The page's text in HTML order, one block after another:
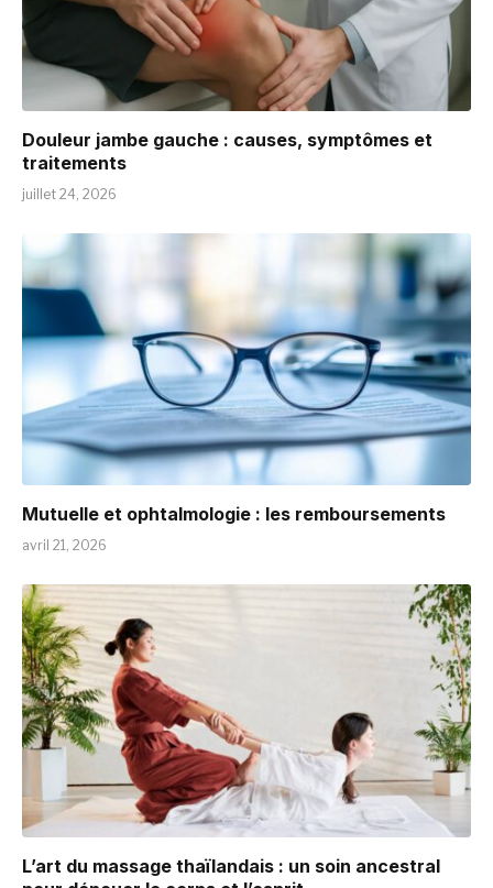
Douleur jambe gauche : causes, symptômes et
traitements
juillet 24, 2026
Mutuelle et ophtalmologie : les remboursements
avril 21, 2026
L’art du massage thaïlandais : un soin ancestral